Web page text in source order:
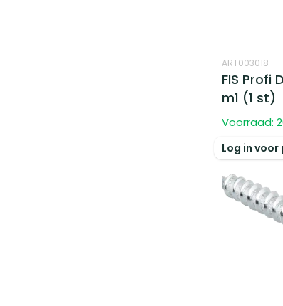
ART003018
FIS Profi
m1 (1 st)
Voorraad:
Log in voor